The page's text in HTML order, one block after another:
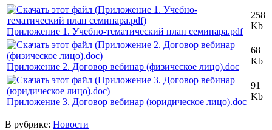
Приложение 1. Учебно-тематический план семинара.pdf
258
Kb
Приложение 2. Договор вебинар (физическое лицо).doc
68
Kb
Приложение 3. Договор вебинар (юридическое лицо).doc
91
Kb
В рубрике: Новости